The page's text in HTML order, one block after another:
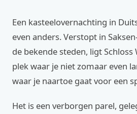
Een kasteelovernachting in
even anders. Verstopt in
de bekende steden, ligt Schloss
plek waar je niet zomaar even
waar je naartoe gaat voor een
Het is een verborgen parel,